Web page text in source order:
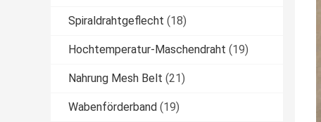
Spiraldrahtgeflecht (18)
Hochtemperatur-Maschendraht (19)
Nahrung Mesh Belt (21)
Wabenförderband (19)